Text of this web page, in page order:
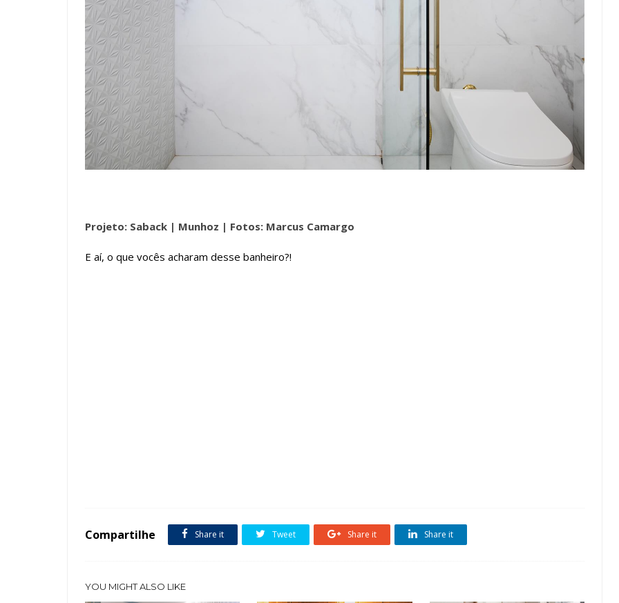
Projeto: Saback | Munhoz | Fotos: Marcus Camargo
E aí, o que vocês acharam desse banheiro?!
Compartilhe Share it Tweet Share it Share it
YOU MIGHT ALSO LIKE